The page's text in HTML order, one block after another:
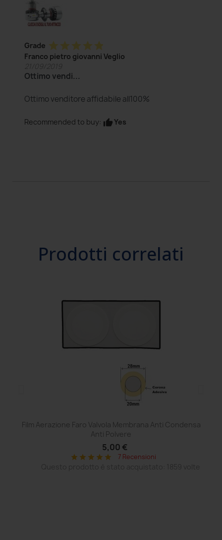
Grade star star star star star
Franco pietro giovanni Veglio
Ottimo vendi...
Ottimo venditore affidabile all100%
Recommended to buy: thumb_upYes
Prodotti correlati
Film Aerazione Faro Valvola Membrana Anti Condensa
Anti Polvere
5,00 €
star star star star star 7 Recensioni